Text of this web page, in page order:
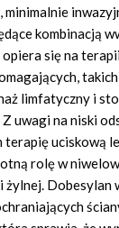
minimalnie
kombinacją
opiera się na
limfatyczny i
uwagi na niski
terapię uciskową
rolę w
żylnej. Dobesylan